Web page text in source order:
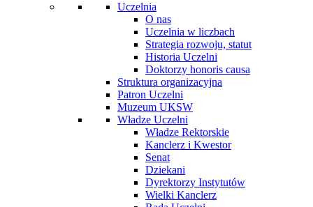
Uczelnia
O nas
Uczelnia w liczbach
Strategia rozwoju, statut
Historia Uczelni
Doktorzy honoris causa
Struktura organizacyjna
Patron Uczelni
Muzeum UKSW
Władze Uczelni
Władze Rektorskie
Kanclerz i Kwestor
Senat
Dziekani
Dyrektorzy Instytutów
Wielki Kanclerz